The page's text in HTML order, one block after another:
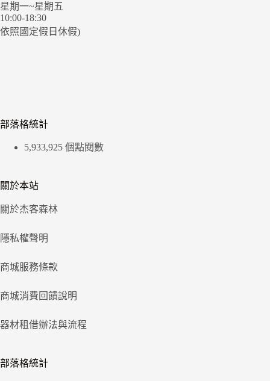
星期一~星期五
10:00-18:30
依照國定假日休假)
部落格統計
5,933,925 個點閱數
關於本站
關於杰客森林
隱私權聲明
商城服務條款
商城消費回饋說明
器材租借辦法與流程
部落格統計